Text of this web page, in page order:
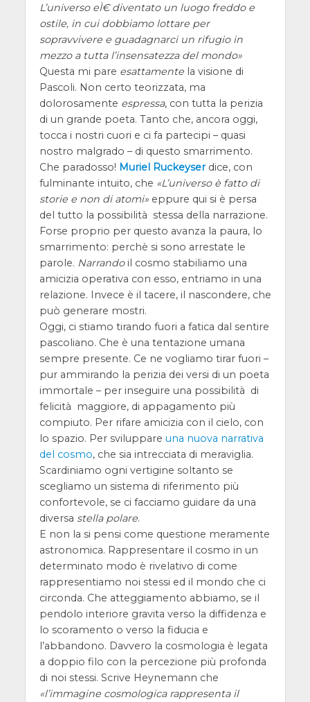
L’universo eÌ€ diventato un luogo freddo e
ostile, in cui dobbiamo lottare per
sopravvivere e guadagnarci un rifugio in
mezzo a tutta l’insensatezza del mondo
Questa mi pare esattamentela visione di
Pascoli. Non certo teorizzata, ma
dolorosamente espressa, con tutta la perizia
di un grande poeta. Tanto che, ancora oggi,
tocca i nostri cuori e ci fa partecipi – quasi
nostro malgrado – di questo smarrimento.
Che paradosso! Muriel Ruckeyserdice, con
fulminante intuito, che
L’universo è fatto di
storie e non di atomi eppure qui si è persa
del tutto la possibilità stessa della narrazione.
Forse proprio per questo avanza la paura, lo
smarrimento: perchè si sono arrestate le
parole. Narrandoil cosmo stabiliamo una
amicizia operativa con esso, entriamo in una
relazione. Invece è il tacere, il nascondere, che
può generare mostri.
Oggi, ci stiamo tirando fuori a fatica dal sentire
pascoliano. Che è una tentazione umana
sempre presente. Ce ne vogliamo tirar fuori –
pur ammirando la perizia dei versi di un poeta
immortale – per inseguire una possibilità di
felicità maggiore, di appagamento più
compiuto. Per rifare amicizia con il cielo, con
lo spazio. Per sviluppare una nuova narrativa
del cosmo, che sia intrecciata di meraviglia.
Scardiniamo ogni vertigine soltanto se
scegliamo un sistema di riferimento più
confortevole, se ci facciamo guidare da una
diversa stella polare.
E non la si pensi come questione meramente
astronomica. Rappresentare il cosmo in un
determinato modo è rivelativo di come
rappresentiamo noi stessi ed il mondo che ci
circonda. Che atteggiamento abbiamo, se il
pendolo interiore gravita verso la diffidenza e
lo scoramento o verso la fiducia e
l’abbandono. Davvero la cosmologia è legata
a doppio filo con la percezione più profonda
di noi stessi. Scrive Heynemann che
l’immagine cosmologica rappresenta il